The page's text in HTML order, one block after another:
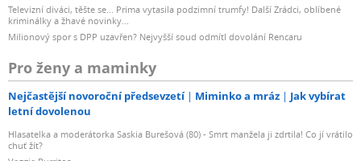
Televizní diváci, těšte se... Prima vytasila podzimní trumfy! Další Zrádci, oblíbené
kriminálky a žhavé novinky...
Milionový spor s DPP uzavřen? Nejvyšší soud odmítl dovolání Rencaru
Pro ženy a maminky
Nejčastější novoroční předsevzetí Miminko a mráz
Jak vybírat
letní dovolenou
Hlasatelka a moderátorka Saskia Burešová (80) - Smrt manžela ji zdrtila! Co jí vrátilo
chuť žít?